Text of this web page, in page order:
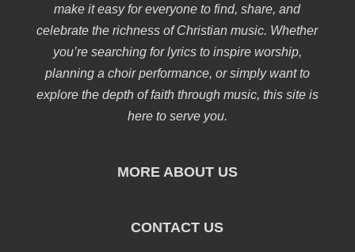
make it easy for everyone to find, share, and
celebrate the richness of Christian music. Whether
you’re searching for lyrics to inspire worship,
planning a choir performance, or simply want to
explore the depth of faith through music, this site is
here to serve you.
MORE ABOUT US
CONTACT US